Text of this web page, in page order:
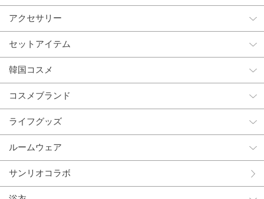
アクセサリー
セットアイテム
韓国コスメ
コスメブランド
ライフグッズ
ルームウェア
サンリオコラボ